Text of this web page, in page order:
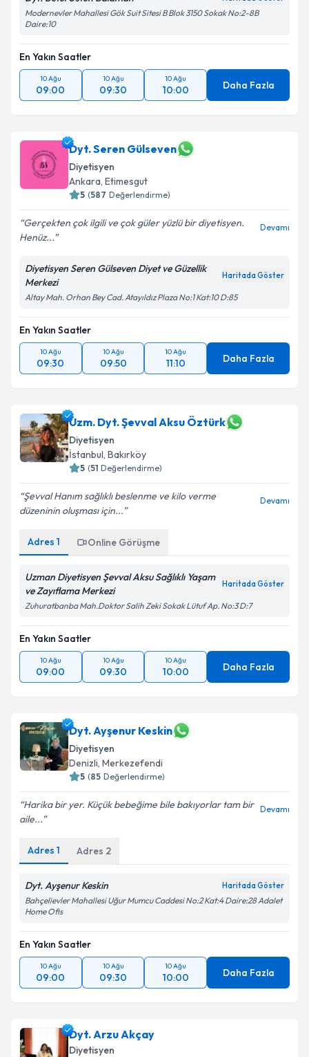
Daire:10
En Yakın Saatler
09:00 09:30 10:00 Daha Fazla
Dyt. Seren Gülseven
Diyetisyen
Ankara,Etimesgut
5 (587 Değerlendirme)
Gerçekten çok ilgili ve çok güler yüzlü bir diyetisyen.
Henüz...
Devamı
Merkezi
Altay Mah. Orhan Bey Cad. Atayıldız Plaza No:1 Kat:10 D:85
En Yakın Saatler
09:30 09:50 11:10 Daha Fazla
Uzm. Dyt. Şevval Aksu Öztürk
Diyetisyen
İstanbul,Bakırköy
5 (51 Değerlendirme)
Şevval Hanım sağlıklı beslenme ve kilo verme
düzeninin oluşması için...
Devamı
ve Zayıflama Merkezi
Zuhuratbanba Mah.Doktor Salih Zeki Sokak Lütuf Ap. No:3 D:7
En Yakın Saatler
09:00 09:30 10:00 Daha Fazla
Dyt. Ayşenur Keskin
Diyetisyen
Denizli,Merkezefendi
5 (85 Değerlendirme)
Harika bir yer. Küçük bebeğime bile bakıyorlar tam bir
aile...
Devamı
Bahçelievler Mahallesi Uğur Mumcu Caddesi No:2 Kat:4 Daire:28 Adalet
Home Ofis
En Yakın Saatler
09:00 09:30 10:00 Daha Fazla
Diyetisyen
Antalya,Kepez